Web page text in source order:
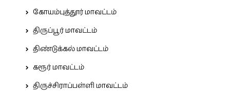
கோயம்புத்தூர் மாவட்டம்
திருப்பூர் மாவட்டம்
திண்டுக்கல் மாவட்டம்
கரூர் மாவட்டம்
திருச்சிராப்பள்ளி மாவட்டம்